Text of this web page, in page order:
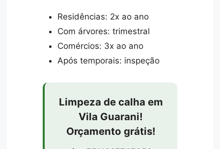
Residências: 2x ao ano
Com árvores: trimestral
Comércios: 3x ao ano
Após temporais: inspeção
Limpeza de calha em
Vila Guarani!
Orçamento grátis!